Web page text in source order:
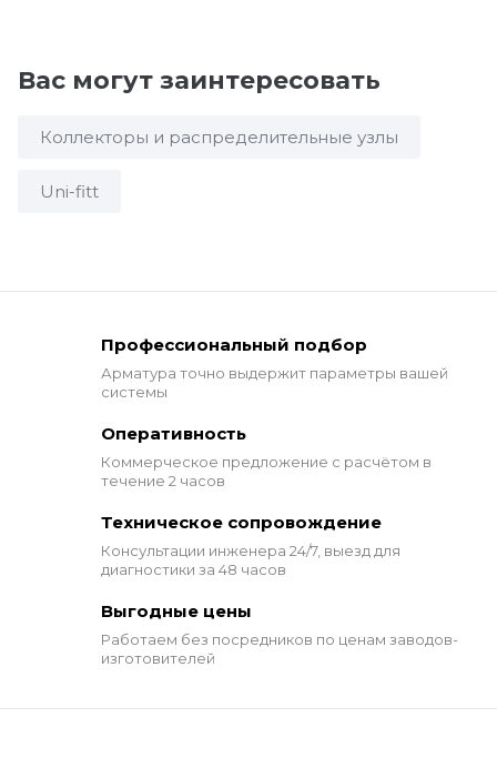
Вас могут заинтересовать
Коллекторы и распределительные узлы
Uni-fitt
Профессиональный подбор
Арматура точно выдержит параметры вашей
системы
Оперативность
Коммерческое предложение с расчётом в
течение 2 часов
Техническое сопровождение
Консультации инженера 24/7, выезд для
диагностики за 48 часов
Выгодные цены
Работаем без посредников по ценам заводов-
изготовителей